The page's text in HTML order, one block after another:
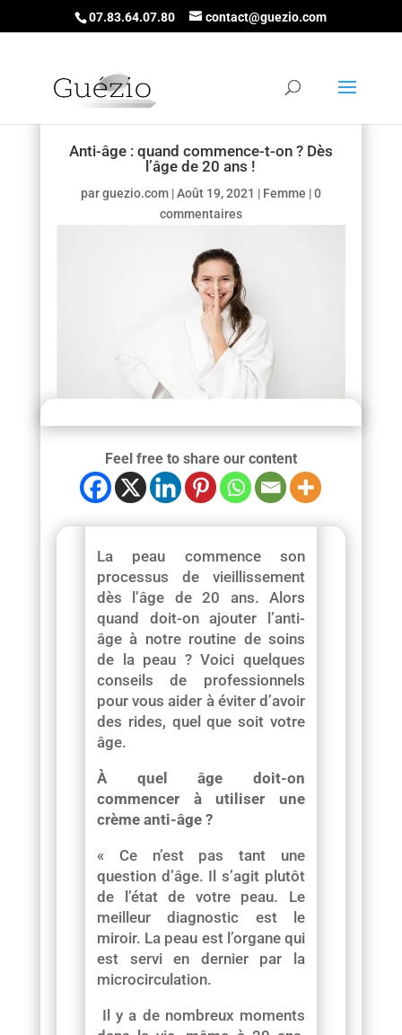
07.83.64.07.80 contact@guezio.com
Anti-âge : quand commence-t-on ? Dès
l’âge de 20 ans !
parguezio.com|Août 19, 2021 | Femme |0
commentaires
Feel free to share our content
La peau commence son
processus de vieillissement
dès l’âge de 20 ans. Alors
quand doit-on ajouter l’anti-
âge à notre routine de soins
de la peau ? Voici quelques
conseils de professionnels
pour vous aider à éviter d’avoir
des rides, quel que soit votre
âge.
À quel âge doit-on
commencer à utiliser une
crème anti-âge ?
« Ce n’est pas tant une
question d’âge. Il s’agit plutôt
de l’état de votre peau. Le
meilleur diagnostic est le
miroir. La peau est l’organe qui
est servi en dernier par la
microcirculation.
Il y a de nombreux moments